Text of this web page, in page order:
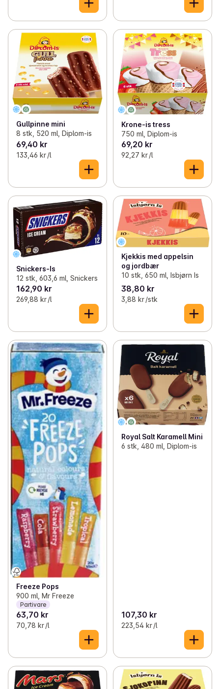
Gullpinne mini
8 stk, 520 ml, Diplom-is
69,40 kr
133,46 kr /l
Krone-is tress
750 ml, Diplom-is
69,20 kr
92,27 kr /l
Snickers-Is
12 stk, 603,6 ml, Snickers
162,90 kr
269,88 kr /l
Kjekkis med appelsin
og jordbær
10 stk, 650 ml, Isbjørn Is
38,80 kr
3,88 kr /stk
Freeze Pops
900 ml, Mr Freeze
Partivare
63,70 kr
70,78 kr /l
Royal Salt Karamell Mini
6 stk, 480 ml, Diplom-is
107,30 kr
223,54 kr /l